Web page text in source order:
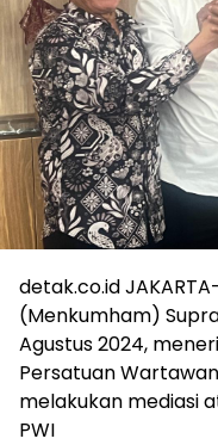
detak.co.id
(Menkumham)
Agustus 2024,
Persatuan
melakukan mediasi
PWI